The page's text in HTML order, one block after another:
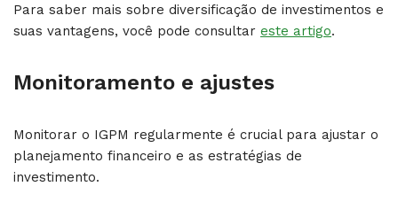
Para saber mais sobre diversificação de investimentos e
suas vantagens, você pode consultar este artigo.
Monitoramento e ajustes
Monitorar o IGPM regularmente é crucial para ajustar o
planejamento financeiro e as estratégias de
investimento.